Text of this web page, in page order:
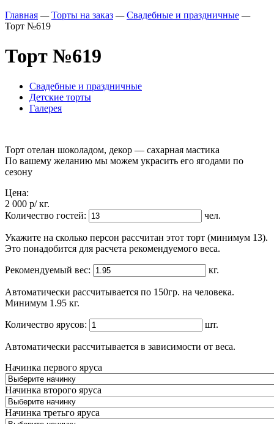
Главная — Торты на заказ — Свадебные и праздничные —
Торт №619
Торт №619
Свадебные и праздничные
Детские торты
Галерея
Торт отелан шоколадом, декор — сахарная мастика
По вашему желанию мы можем украсить его ягодами по
сезону
Цена:
2 000 p/ кг.
Количество гостей:
чел.
Укажите на сколько персон рассчитан этот торт (минимум 13).
Это понадобится для расчета рекомендуемого веса.
Рекомендуемый вес: кг.
Автоматически рассчитывается по 150гр. на человека.
Минимум 1.95 кг.
Количество ярусов: шт.
Автоматически рассчитывается в зависимости от веса.
Начинка первого яруса
Начинка второго яруса
Начинка третьго яруса